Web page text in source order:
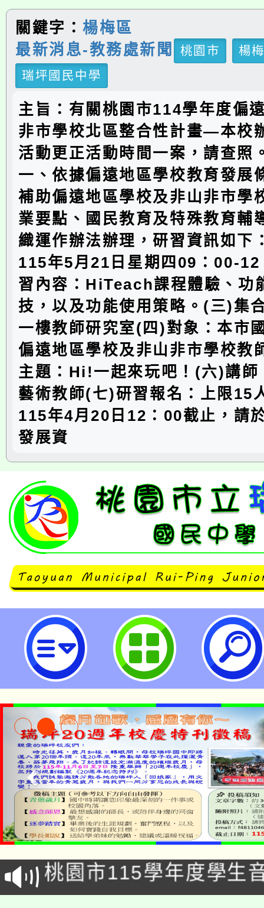
關鍵字： 楊梅區
最新消息-教務處新聞
桃園市
楊
瑞坪國民中學
主旨：有關桃園市114學年度偏
非市學校北區整合性計畫—本校
活動更正活動時間一案，請查照
一、依據偏遠地區學校教育發展
補助偏遠地區學校及非山非市學
業要點、國民教育及特殊教育輔
織運作辦法辦理，研習資訊如下
115年5月21日星期四09：00-
習內容：HiTeach課程體驗、功
技，以及功能使用策略。(三)集
一樓教師研究室(四)對象：本市
偏遠地區學校及非山非市學校教
主題：Hi!一起來玩吧！(六)講師
藝術教師(七)研習報名：上限15
115年4月20日12：00截止，請
發展資
石門國中HiTeach課程體驗、功能
及功能使用策略-桃園市立瑞坪國民
公告本校115學年度第
代理(課)教師甄選結果(
「2026金融保險知識
車」活動
桃園市115學年度學生
生本土語及新住民語歌
公告本校115學年度第